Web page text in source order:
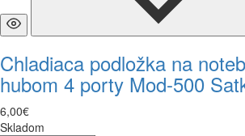
Chladiaca podložka na
hubom 4 porty Mod-500
6,00€
Skladom